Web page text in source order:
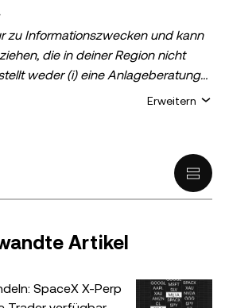
zu Informationszwecken und kann
die in deiner Region nicht
weder (i) eine Anlageberatung
noch (ii) ein Angebot oder eine
und digitale Asset-Guthaben,
Assets angesichts deiner
ist. Bei Fragen zu deiner
Anlagenexperten. Informationen
Erweitern
Artikel
SpaceX X-Perp